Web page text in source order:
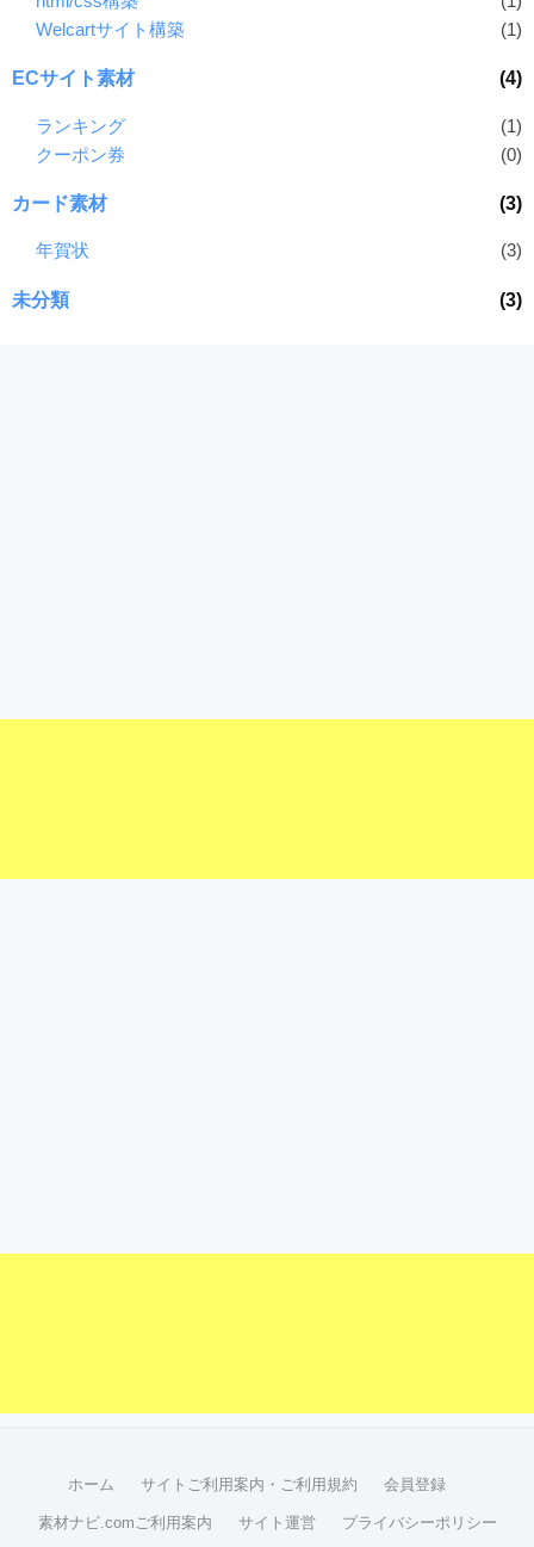
Welcartサイト構築
(1)
ECサイト素材 (4)
ランキング
(1)
クーポン券
(0)
カード素材 (3)
年賀状 (3)
未分類 (3)
ホーム サイトご利用案内・ご利用規約 会員登録
素材ナビ.comご利用案内 サイト運営 プライバシーポリシー